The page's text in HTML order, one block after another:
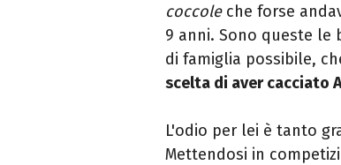
coccoleche forse
9 anni. Sono queste
di famiglia possibile,
scelta di aver cacciato
L'odio per lei è tanto
Mettendosi in